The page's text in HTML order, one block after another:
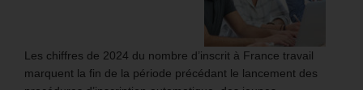
Les chiffres de 2024 du nombre d’inscrit à France travail
marquent la fin de la période précédant le lancement des